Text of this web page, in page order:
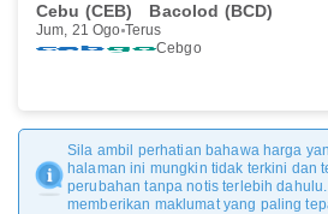
Cebu (CEB) Bacolod (BCD)
Jum, 21 Ogo Terus
Cebgo
Sila ambil perhatian bahawa harga
halaman ini mungkin tidak terkini dan
perubahan tanpa notis terlebih
memberikan maklumat yang paling